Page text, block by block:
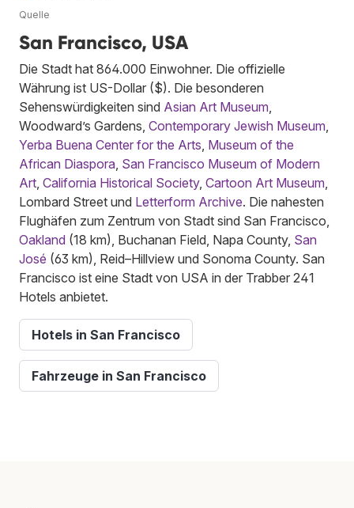
Quelle
San Francisco, USA
Die Stadt hat 864.000 Einwohner. Die offizielle
Währung ist US-Dollar ($). Die besonderen
Sehenswürdigkeiten sind Asian Art Museum
Woodward’s Gardens, Contemporary Jewish Museum
Yerba Buena Center for the Arts Museum of the
African Diaspora San Francisco Museum of Modern
Art California Historical Society, Cartoon Art Museum
Lombard Street und Letterform Archive. Die nahesten
Flughäfen zum Zentrum von Stadt sind San Francisco,
Oakland (18 km), Buchanan Field, Napa County, San
José (63 km), Reid–Hillview und Sonoma County. San
Francisco ist eine Stadt von USA in der Trabber 241
Hotels anbietet.
Hotels in San Francisco
Fahrzeuge in San Francisco